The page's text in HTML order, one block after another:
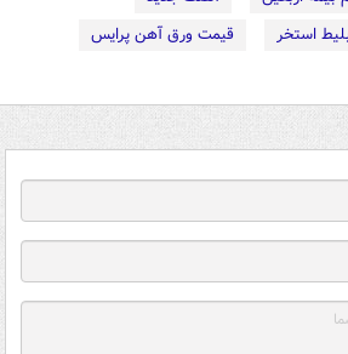
استخر
قیمت ورق آهن پرایس